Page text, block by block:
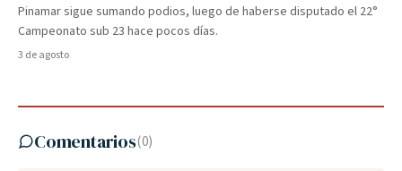
Pinamar sigue sumando podios, luego de haberse disputado el 22°
Campeonato sub 23 hace pocos días.
3 de agosto
Comentarios(0)